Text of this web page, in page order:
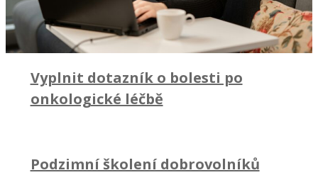
Vyplnit dotazník o bolesti po
onkologické léčbě
Podzimní školení dobrovolníků